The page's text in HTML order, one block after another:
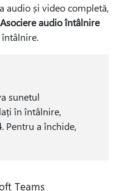
audio și video completă,
Asociere audio întâlnire
sunetul
în întâlnire,
. Pentru a închide,
Teams